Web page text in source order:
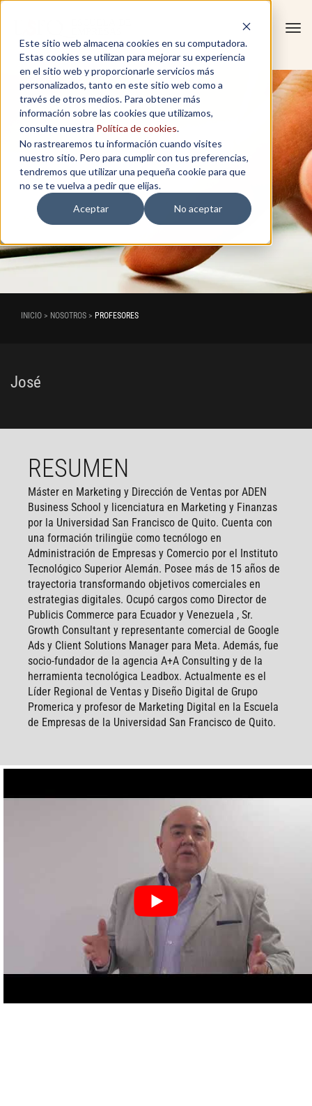
Este sitio web almacena cookies en su computadora.
Estas cookies se utilizan para mejorar su experiencia
en el sitio web y proporcionarle servicios más
personalizados, tanto en este sitio web como a
través de otros medios. Para obtener más
información sobre las cookies que utilizamos,
consulte nuestra Política de cookies.
No rastrearemos tu información cuando visites
nuestro sitio. Pero para cumplir con tus preferencias,
tendremos que utilizar una pequeña cookie para que
no se te vuelva a pedir que elijas.
Aceptar
No aceptar
PROFESORES
INICIO > NOSOTROS > PROFESORES
José
RESUMEN
Máster en Marketing y Dirección de Ventas por ADEN
Business School y licenciatura en Marketing y Finanzas
por la Universidad San Francisco de Quito. Cuenta con
una formación trilingüe como tecnólogo en
Administración de Empresas y Comercio por el Instituto
Tecnológico Superior Alemán. Posee más de 15 años de
trayectoria transformando objetivos comerciales en
estrategias digitales. Ocupó cargos como Director de
Publicis Commerce para Ecuador y Venezuela , Sr.
Growth Consultant y representante comercial de Google
Ads y Client Solutions Manager para Meta. Además, fue
socio-fundador de la agencia A+A Consulting y de la
herramienta tecnológica Leadbox. Actualmente es el
Líder Regional de Ventas y Diseño Digital de Grupo
Promerica y profesor de Marketing Digital en la Escuela
de Empresas de la Universidad San Francisco de Quito.